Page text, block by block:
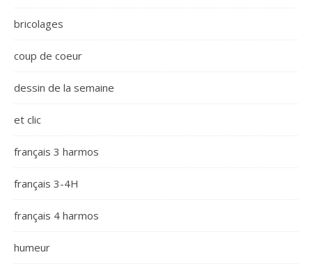
bricolages
coup de coeur
dessin de la semaine
et clic
français 3 harmos
français 3-4H
français 4 harmos
humeur